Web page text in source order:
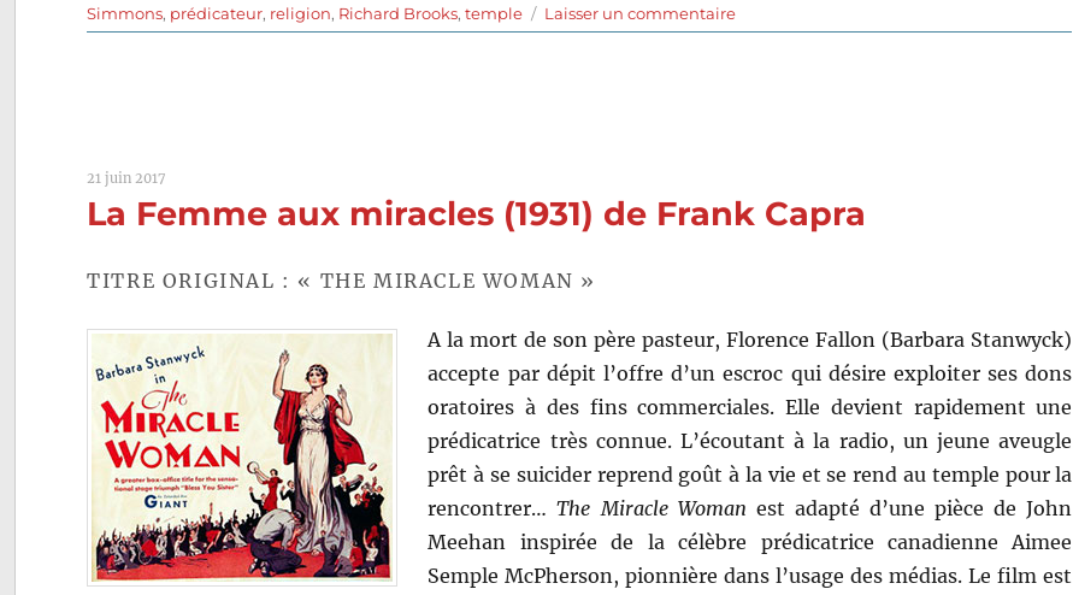
le
Simmons, prédicateur, religion, Richard Brooks,temple Laisser un commentairesur
Elmer
Brooks
21 juin 2017
La Femme aux miracles (1931) de Frank Capra
TITRE ORIGINAL : « THE MIRACLE WOMAN »
A la mort de son père pasteur, Florence Fallon (Barbara Stanwyck)
accepte par dépit l’offre d’un escroc qui désire exploiter ses dons
oratoires à des fins commerciales. Elle devient rapidement une
prédicatrice très connue. L’écoutant à la radio, un jeune aveugle
prêt à se suicider reprend goût à la vie et se rend au temple pour la
rencontrer…The Miracle Woman est adapté d’une pièce de John
Meehan inspirée de la célèbre prédicatrice canadienne Aimee
Semple McPherson, pionnière dans l’usage des médias. Le film est